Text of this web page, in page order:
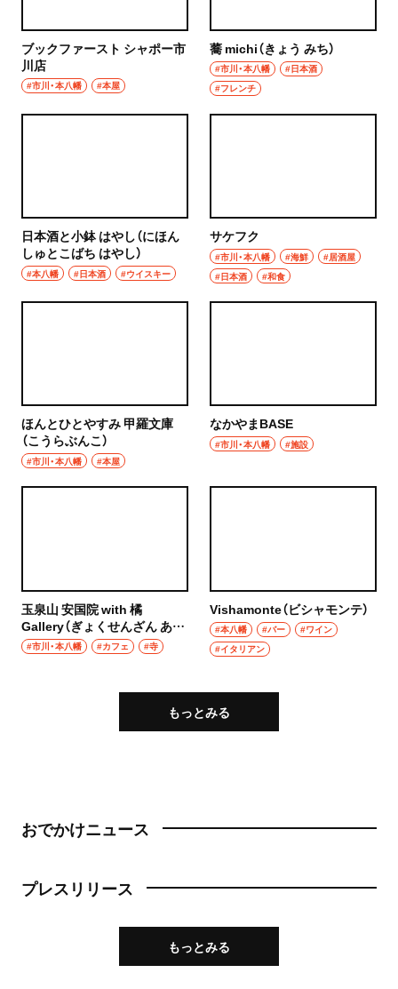
ブックファースト シャポー市
川店
#市川・本八幡 #本屋
蕎 michi（きょう みち）
#市川・本八幡
#日本酒
#フレンチ
日本酒と小鉢 はやし（にほん
しゅとこばち はやし）
#本八幡 #日本酒 #ウイスキー
サケフク
#市川・本八幡 #海鮮
#居酒屋
#日本酒
#和食
ほんとひとやすみ 甲羅文庫
（こうらぶんこ）
#市川・本八幡 #本屋
なかやまBASE
#市川・本八幡 #施設
玉泉山 安国院 with 橘
Gallery（ぎょくせんざん あん
こくいん ウィズ たちばなギャ
ラリー）
#市川・本八幡 #カフェ #寺
Vishamonte（ビシャモンテ）
#本八幡 #バー
#ワイン
#イタリアン
もっとみる
おでかけニュース
プレスリリース
もっとみる